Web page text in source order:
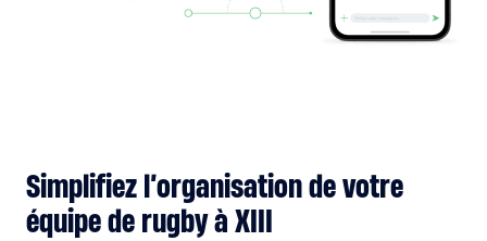
Simplifiez l’organisation de votre
équipe de rugby à XIII